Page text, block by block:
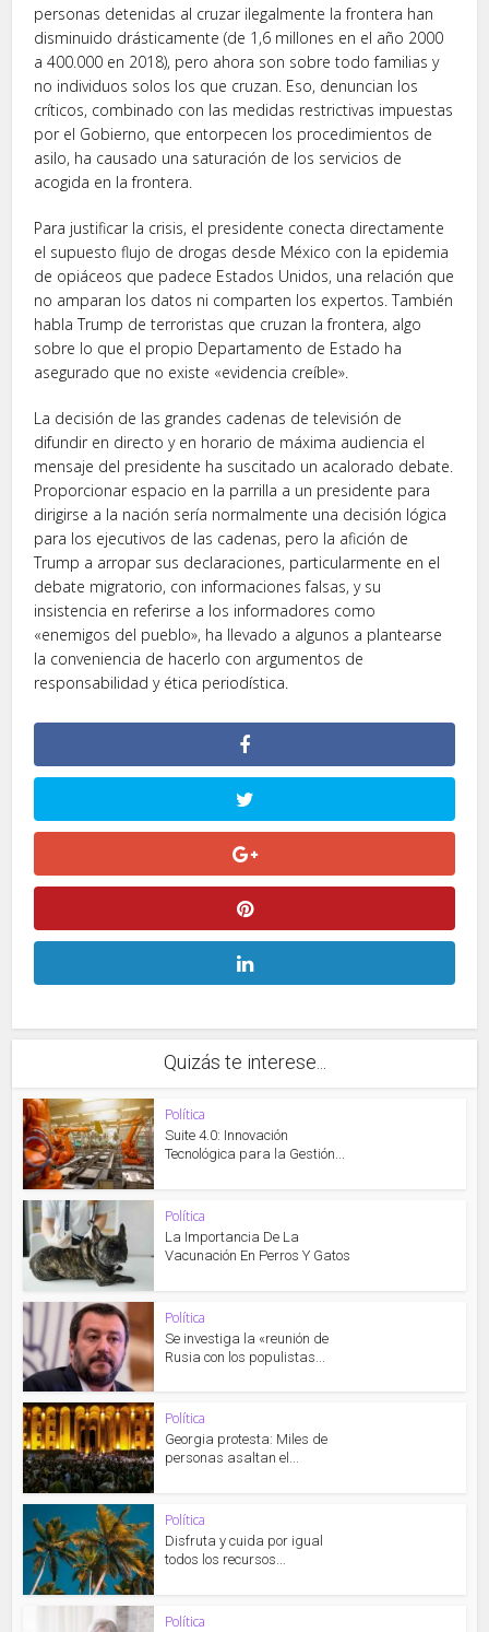
personas detenidas al cruzar ilegalmente la frontera han
disminuido drásticamente (de 1,6 millones en el año 2000
a 400.000 en 2018), pero ahora son sobre todo familias y
no individuos solos los que cruzan. Eso, denuncian los
críticos, combinado con las medidas restrictivas impuestas
por el Gobierno, que entorpecen los procedimientos de
asilo, ha causado una saturación de los servicios de
acogida en la frontera.
Para justificar la crisis, el presidente conecta directamente
el supuesto flujo de drogas desde México con la epidemia
de opiáceos que padece Estados Unidos, una relación que
no amparan los datos ni comparten los expertos. También
habla Trump de terroristas que cruzan la frontera, algo
sobre lo que el propio Departamento de Estado ha
asegurado que no existe «evidencia creíble».
La decisión de las grandes cadenas de televisión de
difundir en directo y en horario de máxima audiencia el
mensaje del presidente ha suscitado un acalorado debate.
Proporcionar espacio en la parrilla a un presidente para
dirigirse a la nación sería normalmente una decisión lógica
para los ejecutivos de las cadenas, pero la afición de
Trump a arropar sus declaraciones, particularmente en el
debate migratorio, con informaciones falsas, y su
insistencia en referirse a los informadores como
«enemigos del pueblo», ha llevado a algunos a plantearse
la conveniencia de hacerlo con argumentos de
responsabilidad y ética periodística.
Quizás te interese...
Política
Suite 4.0: Innovación
Tecnológica para la Gestión...
Política
La Importancia De La
Vacunación En Perros Y Gatos
Política
Se investiga la «reunión de
Rusia con los populistas...
Política
Georgia protesta: Miles de
personas asaltan el...
Política
Disfruta y cuida por igual
todos los recursos...
Política